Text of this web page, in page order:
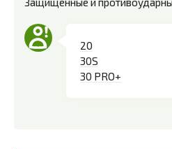
20
30S
30 PRO+